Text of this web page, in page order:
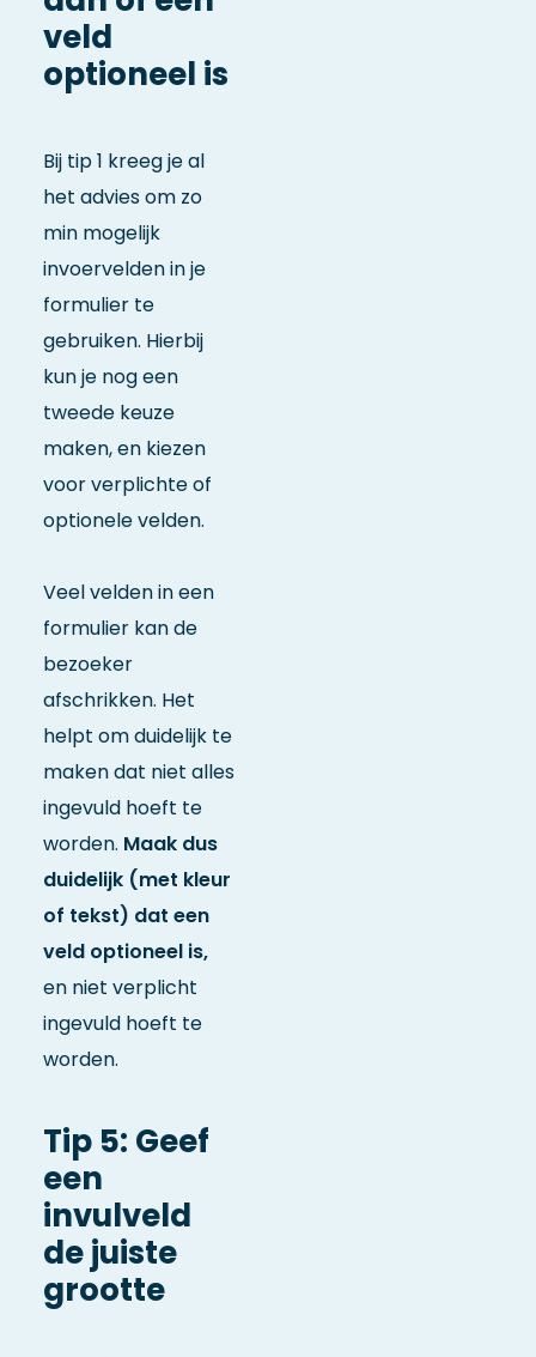
veld
optioneel is
Bij tip 1 kreeg je al
het advies om zo
min mogelijk
invoervelden in je
formulier te
gebruiken. Hierbij
kun je nog een
tweede keuze
maken, en kiezen
voor verplichte of
optionele velden.
Veel velden in een
formulier kan de
bezoeker
afschrikken. Het
helpt om duidelijk te
maken dat niet alles
ingevuld hoeft te
worden. Maak dus
duidelijk (met kleur
of tekst) dat een
veld optioneel is,
en niet verplicht
ingevuld hoeft te
worden.
Tip 5: Geef
een
invulveld
de juiste
grootte